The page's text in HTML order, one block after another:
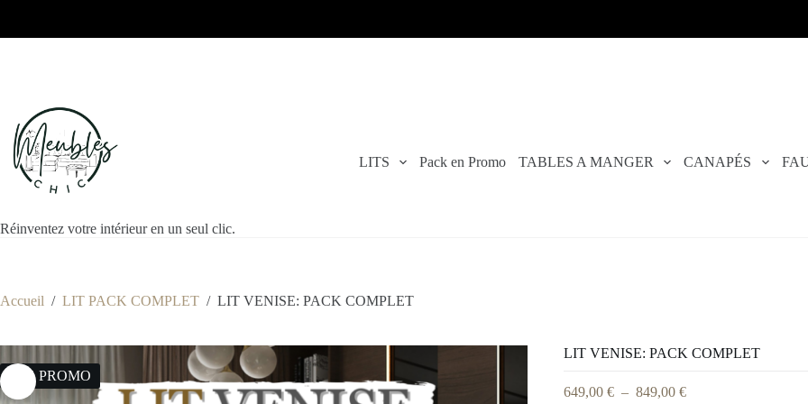
Réinventez votre intérieur en un seul clic.
LITS Pack en Promo TABLES A MANGER CANAPÉS
Accueil / LIT PACK COMPLET / LIT VENISE: PACK COMPLET
13% PROMO
LIT VENISE: PACK COMPLET
649,00 € – 849,00 €